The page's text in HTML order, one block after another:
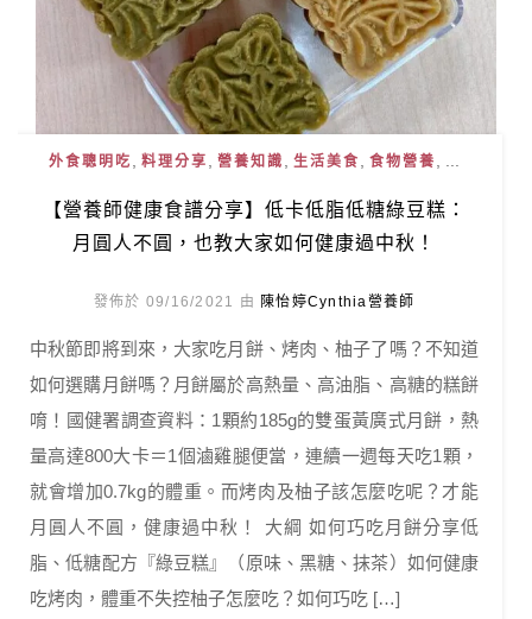
外食聰明吃 , 料理分享 , 營養知識 , 生活美食 , 食物營養 , ...
【營養師健康食譜分享】低卡低脂低糖綠豆糕：
月圓人不圓，也教大家如何健康過中秋！
發佈於 09/16/2021 由 陳怡婷Cynthia營養師
中秋節即將到來，大家吃月餅、烤肉、柚子了嗎？不知道
如何選購月餅嗎？月餅屬於高熱量、高油脂、高糖的糕餅
唷！國健署調查資料：1顆約185g的雙蛋黃廣式月餅，熱
量高達800大卡＝1個滷雞腿便當，連續一週每天吃1顆，
就會增加0.7kg的體重。而烤肉及柚子該怎麼吃呢？才能
月圓人不圓，健康過中秋！ 大綱 如何巧吃月餅分享低
脂、低糖配方『綠豆糕』（原味、黑糖、抹茶）如何健康
吃烤肉，體重不失控柚子怎麼吃？如何巧吃 […]